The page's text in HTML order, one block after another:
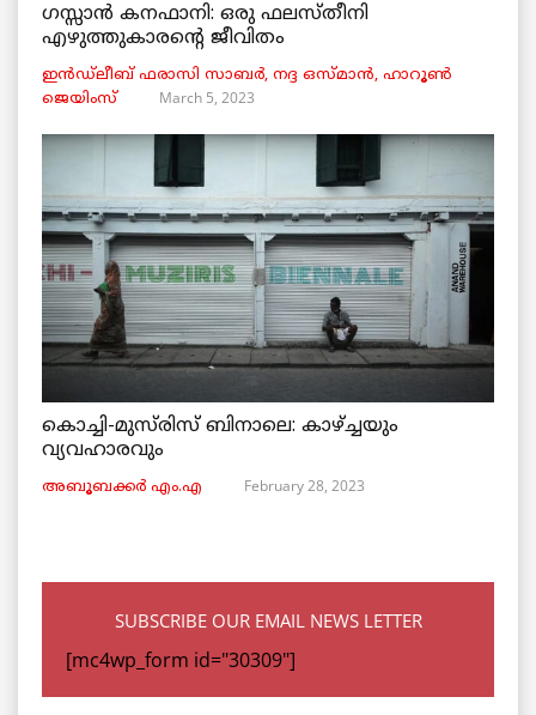
ഗസ്സാൻ കനഫാനി: ഒരു ഫലസ്തീനി
എഴുത്തുകാരന്റെ ജീവിതം
ഇൻഡ്ലീബ് ​​ഫരാസി സാബർ, നദ്ദ ഒസ്മാൻ, ഹാറൂൺ
ജെയിംസ്
March 5, 2023
കൊച്ചി-മുസ്‌രിസ് ബിനാലെ: കാഴ്ച്ചയും
വ്യവഹാരവും
അബൂബക്കർ എം.എ February 28, 2023
SUBSCRIBE OUR EMAIL NEWS LETTER
[mc4wp_form id="30309"]